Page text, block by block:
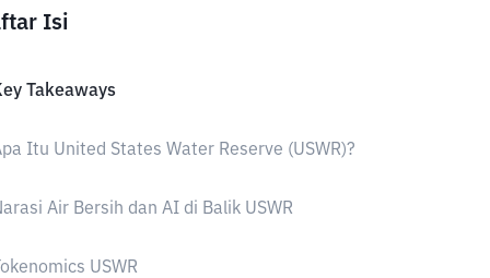
Isi
Takeaways
Itu United States Water Reserve (USWR)?
Air Bersih dan AI di Balik USWR
USWR